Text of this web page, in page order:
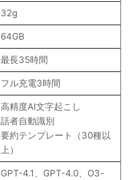
32g
64GB
最長35時間
フル充電3時間
高精度AI文字起こし
話者自動識別
要約テンプレート（30種以
上）
GPT-4.1、GPT-4.0、O3-